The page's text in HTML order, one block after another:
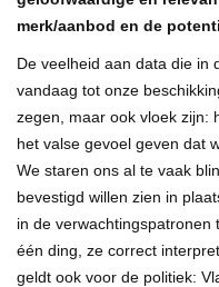
merk/aanbod en de
De veelheid aan data die in
vandaag tot onze
zegen, maar ook vloek zijn:
het valse gevoel geven dat
We staren ons al te vaak
bevestigd willen zien in
in de verwachtingspatronen
één ding, ze correct
geldt ook voor de politiek: